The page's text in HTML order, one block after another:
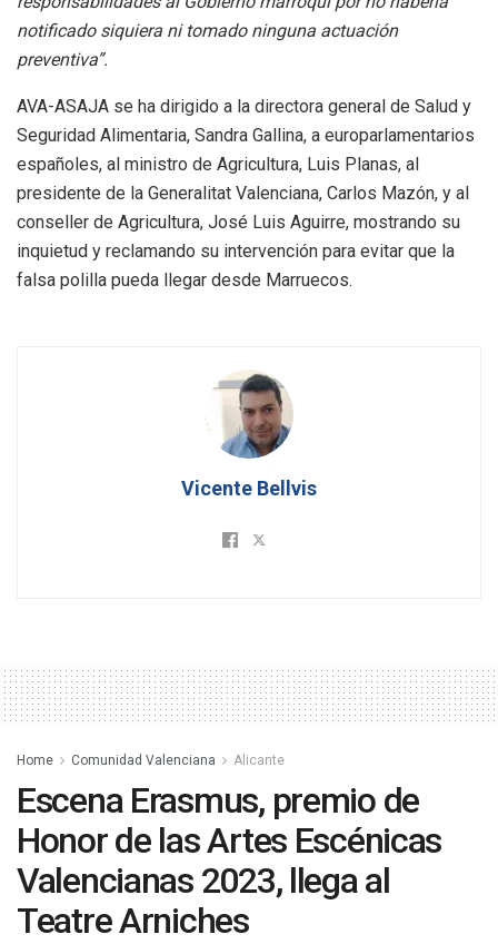
notificado siquiera ni tomado ninguna actuación
preventiva”.
AVA-ASAJA se ha dirigido a la directora general de Salud y
Seguridad Alimentaria, Sandra Gallina, a europarlamentarios
españoles, al ministro de Agricultura, Luis Planas, al
presidente de la Generalitat Valenciana, Carlos Mazón, y al
conseller de Agricultura, José Luis Aguirre, mostrando su
inquietud y reclamando su intervención para evitar que la
falsa polilla pueda llegar desde Marruecos.
Vicente Bellvis
Home Comunidad Valenciana Alicante
Escena Erasmus, premio de
Honor de las Artes Escénicas
Valencianas 2023, llega al
Teatre Arniches